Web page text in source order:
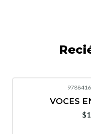
VOCES